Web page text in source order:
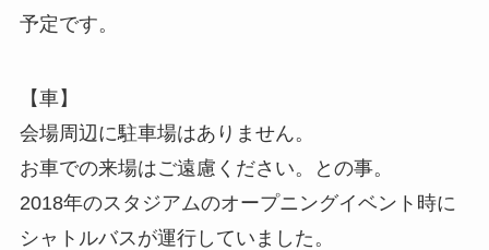
予定です。
【車】
会場周辺に駐車場はありません。
お車での来場はご遠慮ください。との事。
2018年のスタジアムのオープニングイベント時に
シャトルバスが運行していました。